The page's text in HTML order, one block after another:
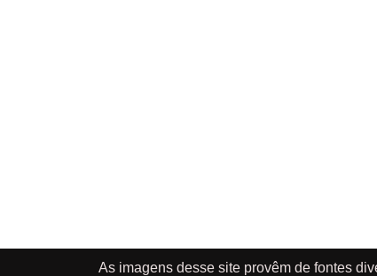
As imagens desse site provêm de fontes